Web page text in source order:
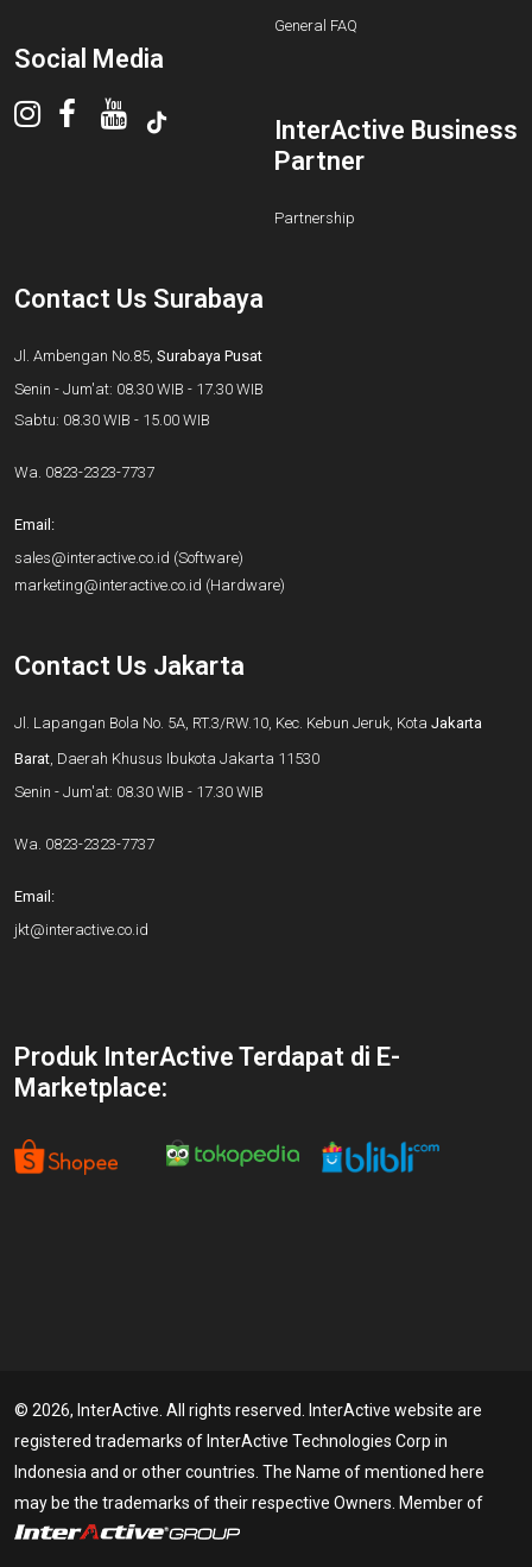
Social Media
General FAQ
InterActive Business
Partner
Partnership
Contact Us Surabaya
Jl. Ambengan No.85, Surabaya Pusat
Senin - Jum'at: 08.30 WIB - 17.30 WIB
Sabtu: 08.30 WIB - 15.00 WIB
Wa. 0823-2323-7737
Email:
sales@interactive.co.id (Software)
marketing@interactive.co.id (Hardware)
Contact Us Jakarta
Jl. Lapangan Bola No. 5A, RT.3/RW.10, Kec. Kebun Jeruk, Kota Jakarta
Barat , Daerah Khusus Ibukota Jakarta 11530
Senin - Jum'at: 08.30 WIB - 17.30 WIB
Wa. 0823-2323-7737
Email:
jkt@interactive.co.id
Produk InterActive Terdapat di E-
Marketplace:
© 2026, InterActive. All rights reserved. InterActive website are
registered trademarks of InterActive Technologies Corp in
Indonesia and or other countries. The Name of mentioned here
may be the trademarks of their respective Owners. Member of